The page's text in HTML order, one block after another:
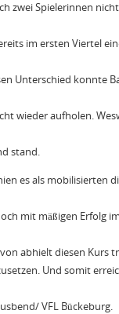
zwei Spielerinnen
im ersten Viertel
Unterschied konnte
wieder aufholen.
stand.
es als mobilisierten
mit mäßigen Erfolg
abhielt diesen Kurs
Und somit
VFL Bückeburg.